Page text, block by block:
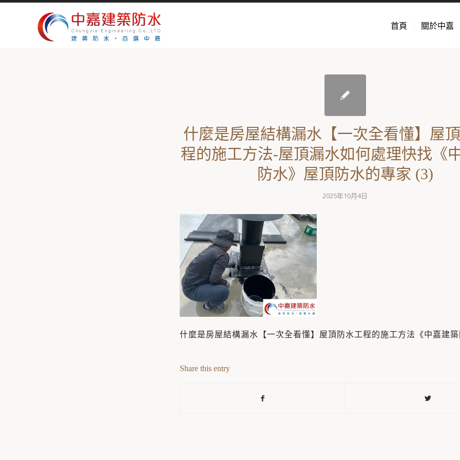
首頁 關於中嘉
什麼是房屋結構漏水【一次全看懂】屋
程的施工方法-屋頂漏水如何處理快找《
防水》屋頂防水的專家 (3)
2025年10月4日
什麼是房屋結構漏水【一次全看懂】屋頂防水工程的施工方法《中嘉建
Share this entry